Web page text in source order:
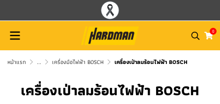
0
หน้าแรก ... เครื่องมือไฟฟ้า BOSCH เครื่องเป่าลมร้อนไฟฟ้า BOSCH
เครื่องเป่าลมร้อนไฟฟ้า BOSCH